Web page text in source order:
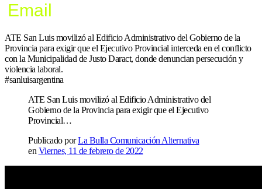
Email
ATE San Luis movilizó al Edificio Administrativo del Gobierno de la
Provincia para exigir que el Ejecutivo Provincial interceda en el conflicto
con la Municipalidad de Justo Daract, donde denuncian persecución y
violencia laboral.
#sanluisargentina
ATE San Luis movilizó al Edificio Administrativo del
Gobierno de la Provincia para exigir que el Ejecutivo
Provincial…
Publicado porLa Bulla Comunicación Alternativa
en Viernes, 11 de febrero de 2022